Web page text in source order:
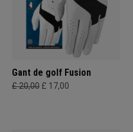
Gant de golf Fusion
£ 20,00 £ 17,00